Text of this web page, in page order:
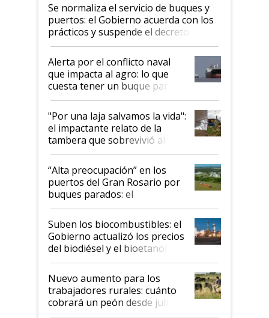
Se normaliza el servicio de buques y
puertos: el Gobierno acuerda con los
prácticos y suspende el decreto de
desregulación
Alerta por el conflicto naval
que impacta al agro: lo que
cuesta tener un buque parado
y el peligro de que Argentina
pase a ser "país sucio"
"Por una laja salvamos la vida":
el impactante relato de la
tambera que sobrevivió al
tornado
“Alta preocupación” en los
puertos del Gran Rosario por
buques parados: el
funcionamiento de las
exportadoras en tensión tras
la medida de fuerza de los
prácticos
Suben los biocombustibles: el
Gobierno actualizó los precios
del biodiésel y el bioetanol
Nuevo aumento para los
trabajadores rurales: cuánto
cobrará un peón desde julio